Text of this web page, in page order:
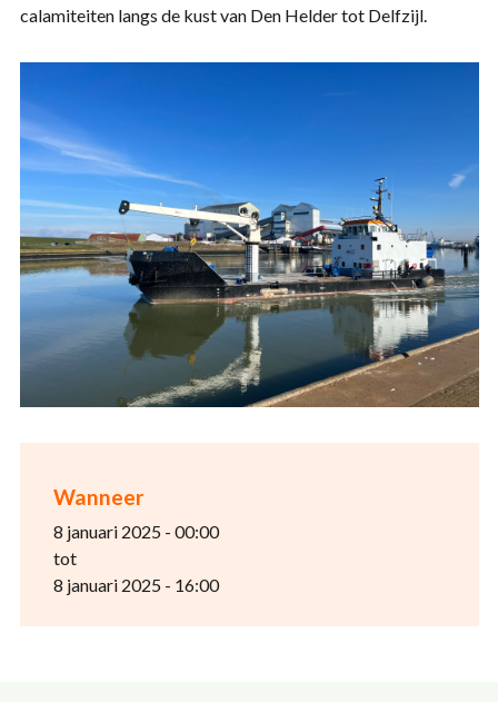
Wanneer
8 januari 2025 - 00:00
tot
8 januari 2025 - 16:00
calamiteiten langs de kust van Den Helder tot Delfzijl.